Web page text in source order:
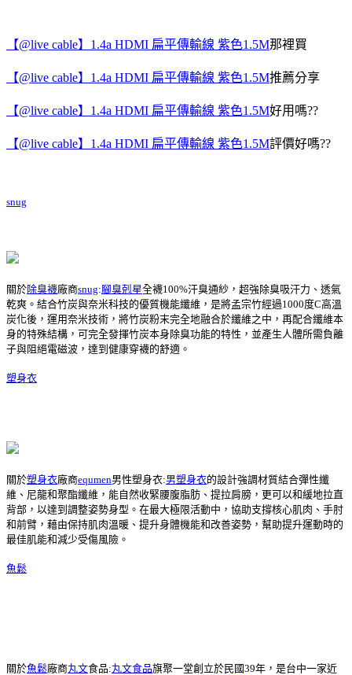
【@live cable】1.4a HDMI 扁平傳輸線 紫色1.5M那裡買
【@live cable】1.4a HDMI 扁平傳輸線 紫色1.5M推薦分享
【@live cable】1.4a HDMI 扁平傳輸線 紫色1.5M好用嗎??
【@live cable】1.4a HDMI 扁平傳輸線 紫色1.5M評價好嗎??
snug
關於除臭襪廠商snug:腳臭剋星全襪100%汗臭通紗，超強除臭吸汗力、透氣
乾爽。結合竹炭與奈米科技的優質機能纖維，是將孟宗竹經過1000度C高溫
炭化後，運用奈米技術，將竹炭粉末完全地融合於纖維之中，再配合纖維本
身的特殊結構，可完全發揮竹炭本身除臭功能的特性，並產生人體所需負離
子與阻絕電磁波，達到健康穿襪的舒適。
塑身衣
關於塑身衣廠商equmen男性塑身衣:男塑身衣的設計強調材質結合彈性纖
維、尼龍和聚酯纖維，能自然收緊腰腹脂肪、提拉肩膀，更可以和緩地拉直
背部，以達到調整姿勢身型。在最大極限活動中，協助支撐核心肌肉、手肘
和前臂，藉由保持肌肉溫暖、提升身體機能和改善姿勢，幫助提升運動時的
最佳肌能和減少受傷風險。
魚鬆
關於魚鬆廠商丸文食品:丸文食品旗聚一堂創立於民國39年，是台中一家近